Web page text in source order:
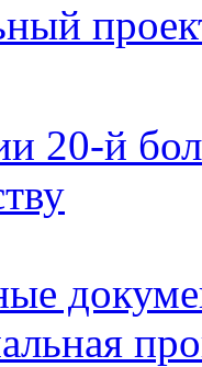
20-й